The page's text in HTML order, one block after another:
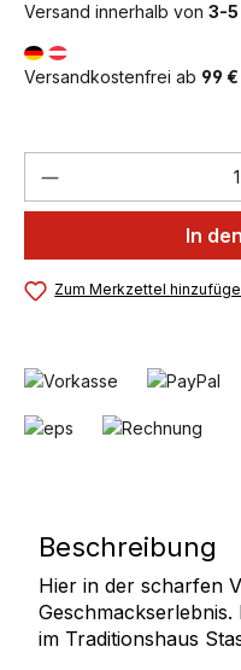
Versand innerhalb von 3-5
Versandkostenfrei ab 99 €
Produkt
In
Zum Merkzettel
Beschreibung
Hier in der scharfen
im Traditionshaus